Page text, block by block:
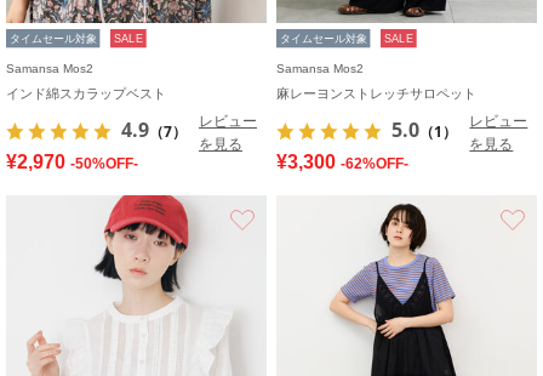
タイムセール対象 SALE
Samansa Mos2
インド綿スカラップベスト
4.9 （7）
レビュー
を見る
¥2,970 -50%OFF-
タイムセール対象 SALE
Samansa Mos2
麻レーヨンストレッチサロペット
5.0 （1）
レビュー
を見る
¥3,300 -62%OFF-